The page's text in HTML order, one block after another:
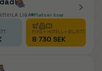
LA LIGA Platser kvar
FLYG + HOTELL + BILJETT
8 730 SEK